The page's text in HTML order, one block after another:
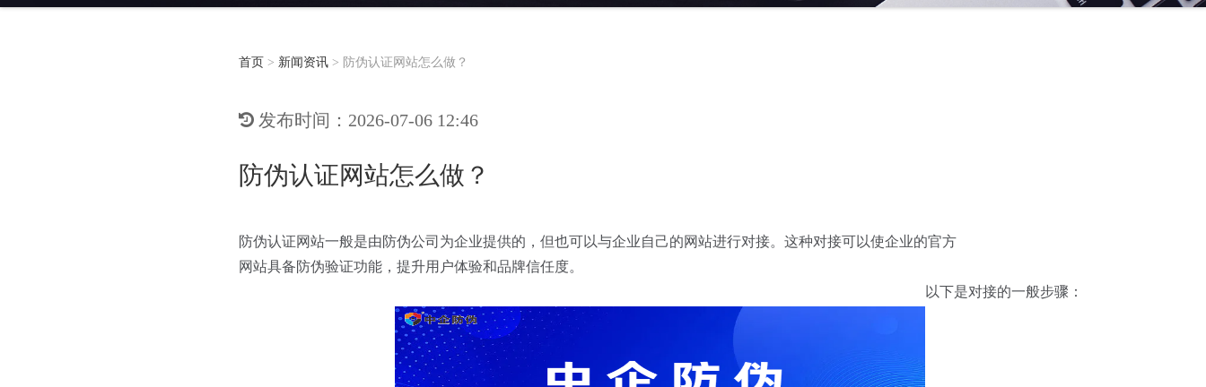
首页 > 新闻资讯 > 防伪认证网站怎么做？
发布时间：2026-07-06 12:46
防伪认证网站怎么做？
防伪认证网站一般是由防伪公司为企业提供的，但也可以与企业自己的网站进行对接。这种对接可以使企业的官方
网站具备防伪验证功能，提升用户体验和品牌信任度。
以下是对接的一般步骤：